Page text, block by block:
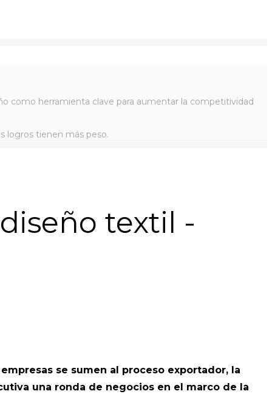
como herramienta clave para aumentar la competitividad
logros tienen más peso.
textil -
se sumen al proceso exportador, la
una ronda de negocios en el marco de la